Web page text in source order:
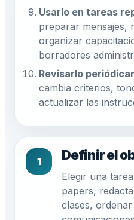
Usarlo en tareas
preparar mensajes,
organizar
borradores
Revisarlo
cambia criterios,
actualizar las
1 Definir el
Elegir una
papers,
clases,